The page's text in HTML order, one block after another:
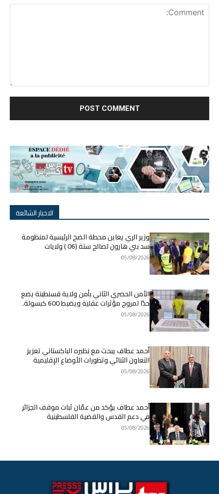
الاخبار الشائعة
وزير الري يعاين محطة الضخ الرئيسية لمنظومة
سد بني هارون لصالح ستة (06 ) ولايات
05/08/2026
الأمن الحضري الثاني بأمن ولاية قسنطينة يضع
حدًا لمروج مؤثرات عقلية ويضبط 600 كبسولة.
05/08/2026
أحمد عطاف يبحث مع نظيره الباكستاني تعزيز
التعاون الثنائي وتطورات الأوضاع الإقليمية
05/08/2026
أحمد عطاف يؤكد من عمّان ثبات موقف الجزائر
في دعم القدس والقضية الفلسطينية
05/08/2026